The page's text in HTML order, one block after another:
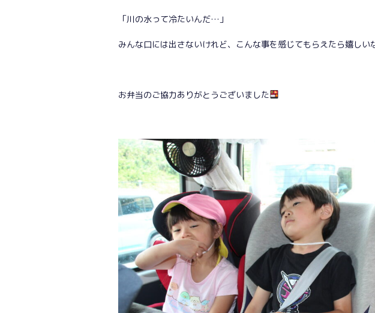
「川の水って冷たいんだ…」
みんな口には出さないけれど、こんな事を感じてもらえたら嬉しい
お弁当のご協力ありがとうございました